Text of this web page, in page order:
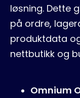
løsning. Dette
på ordre,
produktdata
nettbutikk og
Omnium